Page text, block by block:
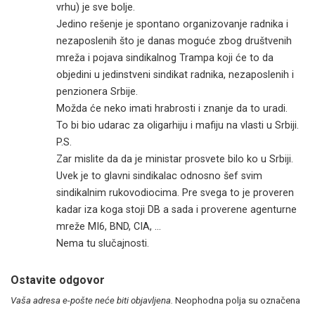
vrhu) je sve bolje.
Jedino rešenje je spontano organizovanje radnika i
nezaposlenih što je danas moguće zbog društvenih
mreža i pojava sindikalnog Trampa koji će to da
objedini u jedinstveni sindikat radnika, nezaposlenih i
penzionera Srbije.
Možda će neko imati hrabrosti i znanje da to uradi.
To bi bio udarac za oligarhiju i mafiju na vlasti u Srbiji.
P.S.
Zar mislite da da je ministar prosvete bilo ko u Srbiji.
Uvek je to glavni sindikalac odnosno šef svim
sindikalnim rukovodiocima. Pre svega to je proveren
kadar iza koga stoji DB a sada i proverene agenturne
mreže MI6, BND, CIA, …
Nema tu slučajnosti.
Ostavite odgovor
Vaša adresa e-pošte neće biti objavljena. Neophodna polja su označena